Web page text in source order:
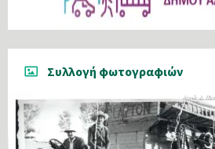
Συλλογή φωτογραφιών